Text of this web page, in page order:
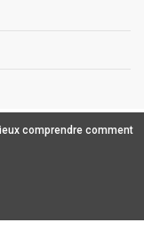
comprendre comment